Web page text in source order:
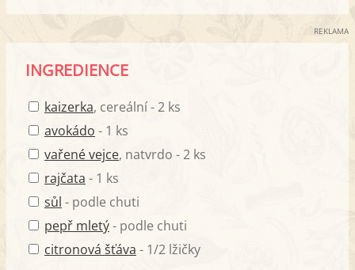
REKLAMA
INGREDIENCE
kaizerka, cereální - 2 ks
avokádo - 1 ks
vařené vejce, natvrdo - 2 ks
rajčata - 1 ks
sůl - podle chuti
pepř mletý- podle chuti
citronová šťáva - 1/2 lžičky